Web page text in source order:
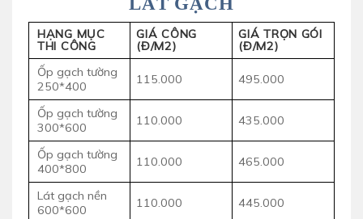
HẠNG MỤC
THI CÔNG
GIÁ CÔNG
(Đ/M2)
GIÁ TRỌN GÓI
(Đ/M2)
Ốp gạch tường
250*400
115.000 495.000
Ốp gạch tường
300*600
110.000 435.000
Ốp gạch tường
400*800
110.000 465.000
Lát gạch nền
600*600
110.000 445.000